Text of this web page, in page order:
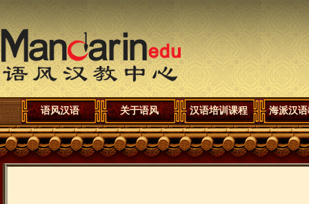
语风汉语 关于语风 汉语培训课程 海派汉